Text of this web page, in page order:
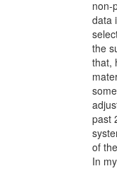
non-
data
the
that,
past
of
In